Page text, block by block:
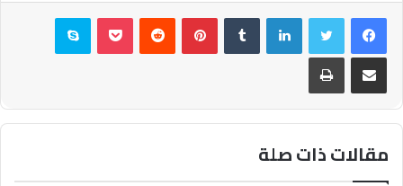
فيسبوكتويتر لينكدإن بينتيريست بوكيت سكايب
مشاركة عبر البريد طباعة
مقالات ذات صلة